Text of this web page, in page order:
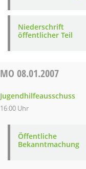
Niederschrift
öffentlicher Teil
MO 08.01.2007
Jugendhilfeausschuss
16:00 Uhr
Öffentliche
Bekanntmachung